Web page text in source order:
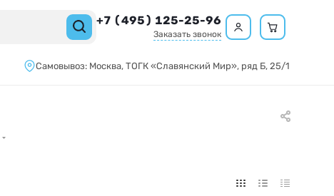
+7 (495) 125-25-96
Заказать звонок
Самовывоз: Москва, ТОГК «Славянский Мир», ряд Б, 25/1